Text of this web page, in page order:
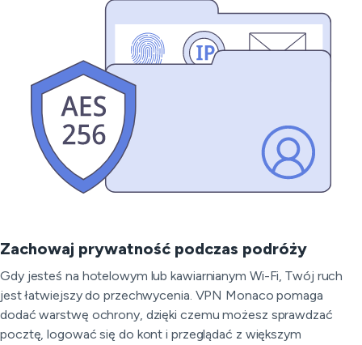
Zachowaj prywatność podczas podróży
Gdy jesteś na hotelowym lub kawiarnianym Wi-Fi, Twój ruch
jest łatwiejszy do przechwycenia. VPN Monaco pomaga
dodać warstwę ochrony, dzięki czemu możesz sprawdzać
pocztę, logować się do kont i przeglądać z większym